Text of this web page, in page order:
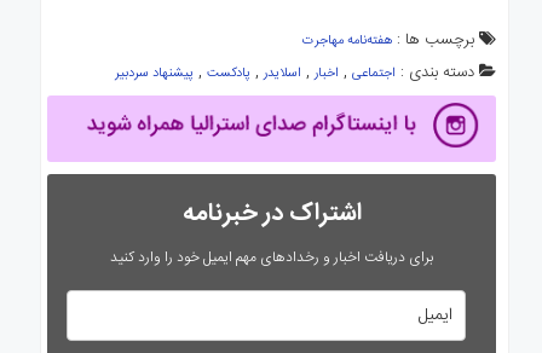
برچسب ها : هفته‌نامه مهاجرت
دسته بندی : اجتماعی, اخبار, اسلایدر, پادکست, پیشنهاد سردبیر
اشتراک در خبرنامه
برای دریافت اخبار و رخدادهای مهم ایمیل خود را وارد کنید